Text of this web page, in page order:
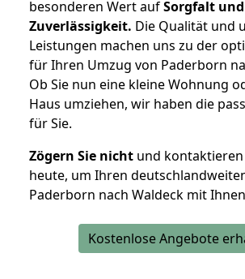
besonderen Wert aufSorgfalt und
Zuverlässigkeit. Die Qualität und
Leistungen machen uns zu der
für Ihren Umzug von Paderborn
Ob Sie nun eine kleine Wohnung
Haus umziehen, wir haben die
für Sie.
Zögern Sie nicht und kontaktieren
heute, um Ihren
Paderborn nach Waldeck mit
Kostenlose Angebote